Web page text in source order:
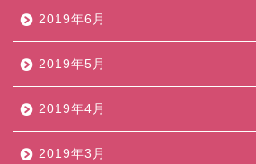
2019年6月
2019年5月
2019年4月
2019年3月